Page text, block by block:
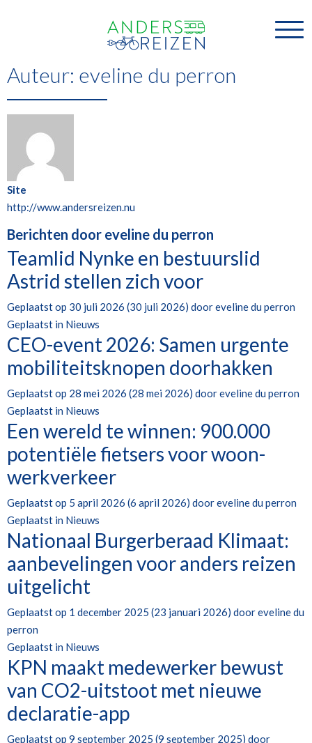
Auteur: eveline du perron
Site
http://www.andersreizen.nu
Berichten door eveline du perron
Teamlid Nynke en bestuurslid
Astrid stellen zich voor
Geplaatst op 30 juli 2026 (30 juli 2026) dooreveline du perron
Geplaatst in Nieuws
CEO-event 2026: Samen urgente
mobiliteitsknopen doorhakken
Geplaatst op 28 mei 2026 (28 mei 2026) dooreveline du perron
Geplaatst in Nieuws
Een wereld te winnen: 900.000
potentiële fietsers voor woon-
werkverkeer
Geplaatst op 5 april 2026 (6 april 2026) dooreveline du perron
Geplaatst in Nieuws
Nationaal Burgerberaad Klimaat:
aanbevelingen voor anders reizen
uitgelicht
Geplaatst op 1 december 2025 (23 januari 2026) dooreveline du
perron
Geplaatst in Nieuws
KPN maakt medewerker bewust
van CO2-uitstoot met nieuwe
declaratie-app
Geplaatst op 9 september 2025 (9 september 2025) door